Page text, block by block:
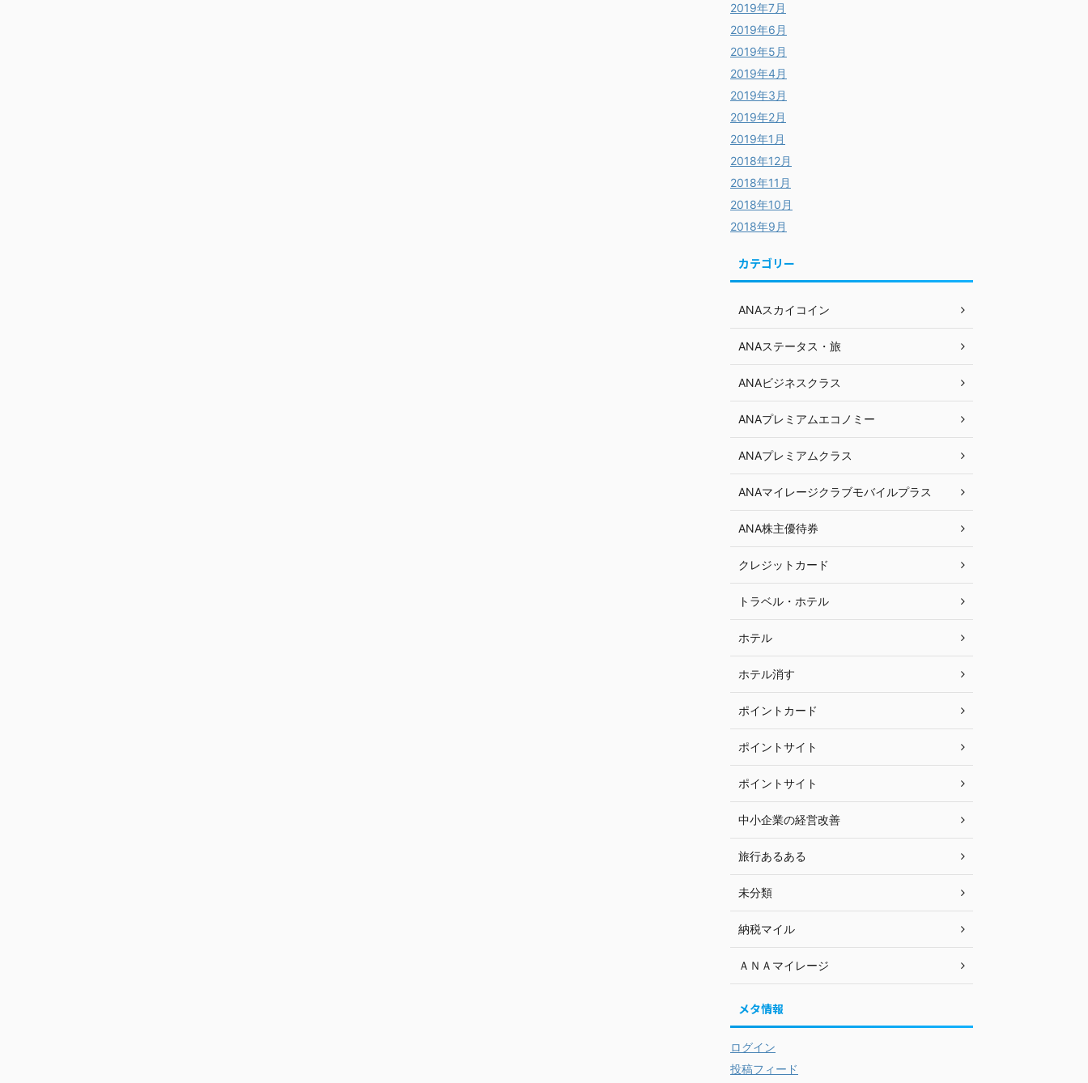
2019年7月
2019年6月
2019年5月
2019年4月
2019年3月
2019年2月
2019年1月
2018年12月
2018年11月
2018年10月
2018年9月
カテゴリー
ANAスカイコイン
ANAステータス・旅
ANAビジネスクラス
ANAプレミアムエコノミー
ANAプレミアムクラス
ANAマイレージクラブモバイルプラス
ANA株主優待券
クレジットカード
トラベル・ホテル
ホテル
ホテル消す
ポイントカード
ポイントサイト
ポイントサイト
中小企業の経営改善
旅行あるある
未分類
納税マイル
ＡＮＡマイレージ
メタ情報
ログイン
投稿フィード